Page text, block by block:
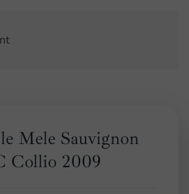
Mele Sauvignon
Collio 2009